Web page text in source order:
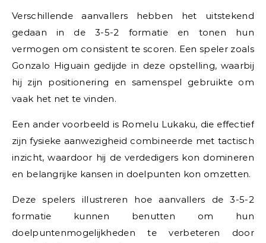
Verschillende aanvallers hebben het uitstekend
gedaan in de 3-5-2 formatie en tonen hun
vermogen om consistent te scoren. Een speler zoals
Gonzalo Higuain gedijde in deze opstelling, waarbij
hij zijn positionering en samenspel gebruikte om
vaak het net te vinden.
Een ander voorbeeld is Romelu Lukaku, die effectief
zijn fysieke aanwezigheid combineerde met tactisch
inzicht, waardoor hij de verdedigers kon domineren
en belangrijke kansen in doelpunten kon omzetten.
Deze spelers illustreren hoe aanvallers de 3-5-2
formatie kunnen benutten om hun
doelpuntenmogelijkheden te verbeteren door